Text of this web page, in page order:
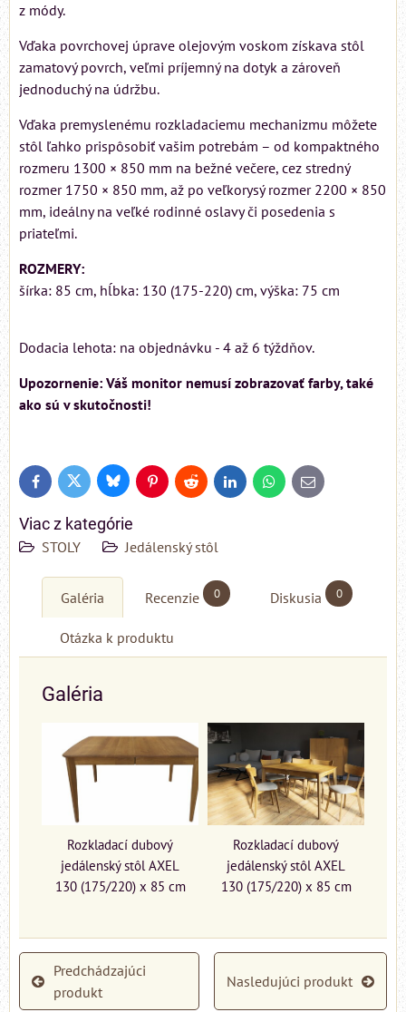
z módy.
Vďaka povrchovej úprave olejovým voskom získava stôl
zamatový povrch, veľmi príjemný na dotyk a zároveň
jednoduchý na údržbu.
Vďaka premyslenému rozkladaciemu mechanizmu môžete
stôl ľahko prispôsobiť vašim potrebám – od kompaktného
rozmeru 1300 × 850 mm na bežné večere, cez stredný
rozmer 1750 × 850 mm, až po veľkorysý rozmer 2200 × 850
mm, ideálny na veľké rodinné oslavy či posedenia s
priateľmi.
ROZMERY:
šírka: 85 cm, hĺbka: 130 (175-220) cm, výška: 75 cm
Dodacia lehota: na objednávku - 4 až 6 týždňov.
Upozornenie: Váš monitor nemusí zobrazovať farby, také
ako sú v skutočnosti!
FacebookTwitter BlueskyPinterestReddit LinkedInWhatsApp
E-
mail
Viac z kategórie
STOLY Jedálenský stôl
Galéria Recenzie 0 Diskusia 0
Otázka k produktu
Galéria
Rozkladací dubový
jedálenský stôl AXEL
130 (175/220) x 85 cm
Rozkladací dubový
jedálenský stôl AXEL
130 (175/220) x 85 cm
Predchádzajúci
produkt
Nasledujúci produkt